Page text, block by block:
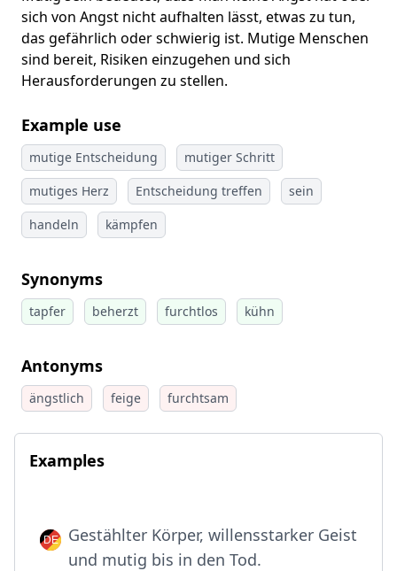
sich von Angst nicht aufhalten lässt, etwas zu tun,
das gefährlich oder schwierig ist. Mutige Menschen
sind bereit, Risiken einzugehen und sich
Herausforderungen zu stellen.
Example use
mutige Entscheidung
mutiger Schritt
mutiges Herz
Entscheidung treffen
sein
handeln
kämpfen
Synonyms
tapfer beherzt furchtlos kühn
Antonyms
ängstlich feige furchtsam
Examples
Gestählter Körper, willensstarker Geist
und mutig bis in den Tod.